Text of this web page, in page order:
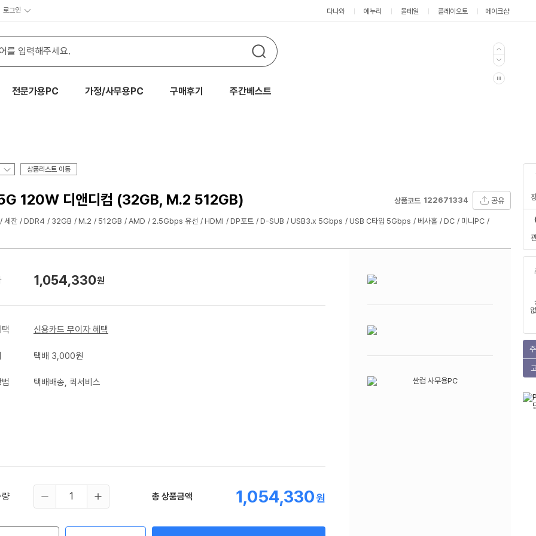
로그인 다나와 에누리 몰테일 플레이오토 메이크샵
전문가용PC 가정/사무용PC 구매후기 주간베스트
상품리스트 이동
120W 디앤디컴 (32GB, M.2 512GB) 상품코드 122671334 공유
세잔 DDR4 32GB M.2 512GB AMD 2.5Gbps 유선 HDMI DP포트 D-SUB USB3.x 5Gbps USB C타입 5Gbps 베사홀 DC
미니PC
1,054,330원
신용카드 무이자 혜택
택배 3,000원
택배배송, 퀵서비스
량 총 상품금액 1,054,330원